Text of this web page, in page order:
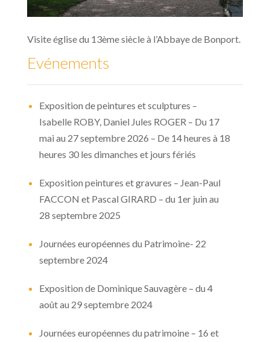
Visite église du 13ème siècle à l’Abbaye de Bonport.
Evénements
Exposition de peintures et sculptures –
Isabelle ROBY, Daniel Jules ROGER – Du 17
mai au 27 septembre 2026 – De 14 heures à 18
heures 30 les dimanches et jours fériés
Exposition peintures et gravures – Jean-Paul
FACCON et Pascal GIRARD – du 1er juin au
28 septembre 2025
Journées européennes du Patrimoine- 22
septembre 2024
Exposition de Dominique Sauvagère – du 4
août au 29 septembre 2024
Journées européennes du patrimoine – 16 et